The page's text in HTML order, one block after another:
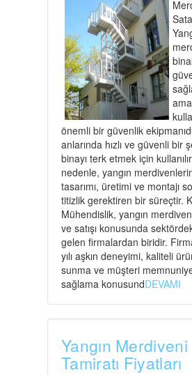
önemli bir güvenlik
anlarında hızlı ve güvenli bir
binayı terk etmek için
nedenle, yangın
tasarımı, üretimi ve montajı
titizlik gerektiren bir süreçtir.
Mühendislik, yangın
ve satışı konusunda
gelen firmalardan biridir.
yılı aşkın deneyimi, kaliteli
sunma ve müşteri
sağlama konusundDEVAMI
Yangın Merdiveni
Tamiratı Fiyatları